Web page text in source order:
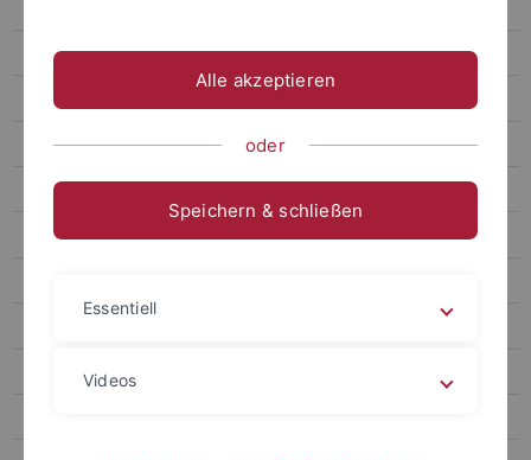
Gebauer
Huber
Zur Person
Osterloh-Konrad
Alle akzeptieren
oder
Speichern & schließen
Essentiell
Videos